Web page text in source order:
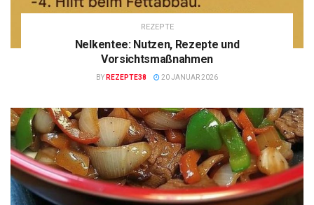
REZEPTE
Nelkentee: Nutzen, Rezepte und
Vorsichtsmaßnahmen
BY REZEPTE38 20 JANUAR 2026